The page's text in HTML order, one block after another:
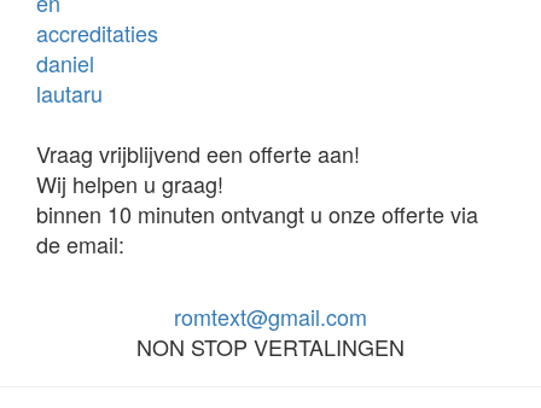
Vraag vrijblijvend een offerte aan!
Wij helpen u graag!
binnen 10 minuten ontvangt u onze offerte via
de email:
romtext@gmail.com
NON STOP VERTALINGEN